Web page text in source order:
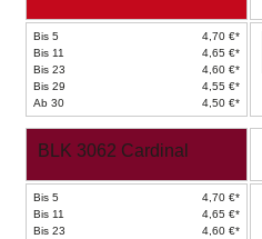
Bis 5
4,70 €*
Bis 11
4,65 €*
Bis 23
4,60 €*
Bis 29
4,55 €*
Ab 30
4,50 €*
BLK 3062 Cardinal
Bis 5
4,70 €*
Bis 11
4,65 €*
Bis 23
4,60 €*